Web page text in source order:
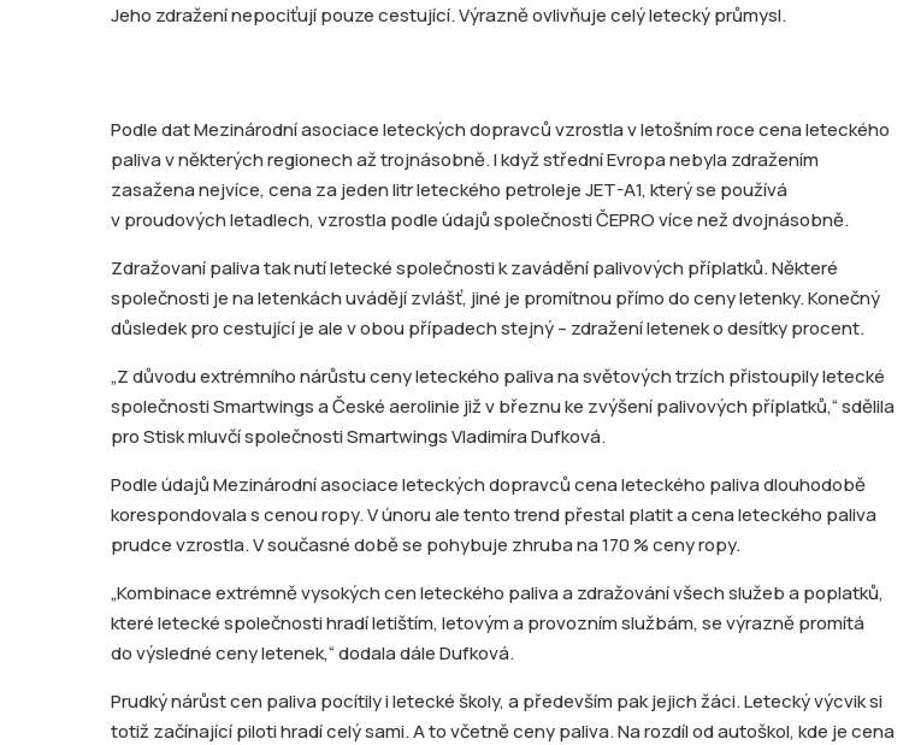
Jeho zdražení nepociťují pouze cestující. Výrazně ovlivňuje celý letecký průmysl.
Podle dat Mezinárodní asociace leteckých dopravců vzrostla v letošním roce cena leteckého
paliva v některých regionech až trojnásobně. I když střední Evropa nebyla zdražením
zasažena nejvíce, cena za jeden litr leteckého petroleje JET-A1, který se používá
v proudových letadlech, vzrostla podle údajů společnosti ČEPRO více než dvojnásobně.
Zdražovaní paliva tak nutí letecké společnosti k zavádění palivových příplatků. Některé
společnosti je na letenkách uvádějí zvlášť, jiné je promítnou přímo do ceny letenky. Konečný
důsledek pro cestující je ale v obou případech stejný – zdražení letenek o desítky procent.
„Z důvodu extrémního nárůstu ceny leteckého paliva na světových trzích přistoupily letecké
společnosti Smartwings a České aerolinie již v březnu ke zvýšení palivových příplatků,“ sdělila
pro Stisk mluvčí společnosti Smartwings Vladimíra Dufková.
Podle údajů Mezinárodní asociace leteckých dopravců cena leteckého paliva dlouhodobě
korespondovala s cenou ropy. V únoru ale tento trend přestal platit a cena leteckého paliva
prudce vzrostla. V současné době se pohybuje zhruba na 170 % ceny ropy.
„Kombinace extrémně vysokých cen leteckého paliva a zdražování všech služeb a poplatků,
které letecké společnosti hradí letištím, letovým a provozním službám, se výrazně promítá
do výsledné ceny letenek,“ dodala dále Dufková.
Prudký nárůst cen paliva pocítily i letecké školy, a především pak jejich žáci. Letecký výcvik si
totiž začínající piloti hradí celý sami. A to včetně ceny paliva. Na rozdíl od autoškol, kde je cena